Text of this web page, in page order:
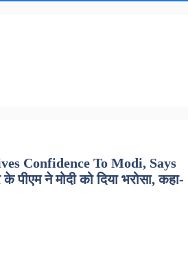
Confidence To Modi, Says
ने मोदी को दिया भरोसा, कहा-